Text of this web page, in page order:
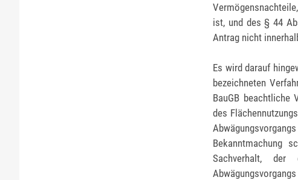
ist, und des § 44
Antrag nicht
Es wird darauf
bezeichneten
BauGB beachtliche
des
Bekanntmachung
Sachverhalt,